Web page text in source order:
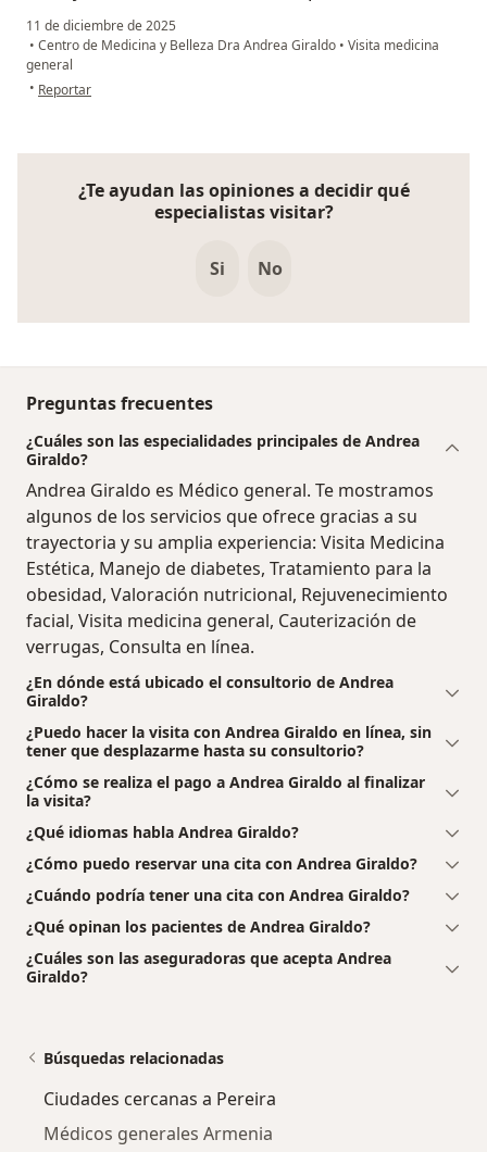
11 de diciembre de 2025
• Centro de Medicina y Belleza Dra Andrea Giraldo • Visita medicina
general
• en opinión del usuario Betsy Ariza
Reportar
¿Te ayudan las opiniones a decidir qué
especialistas visitar?
Si No
Preguntas frecuentes
¿Cuáles son las especialidades principales de Andrea
Giraldo?
Andrea Giraldo es Médico general. Te mostramos
algunos de los servicios que ofrece gracias a su
trayectoria y su amplia experiencia: Visita Medicina
Estética, Manejo de diabetes, Tratamiento para la
obesidad, Valoración nutricional, Rejuvenecimiento
facial, Visita medicina general, Cauterización de
verrugas, Consulta en línea.
¿En dónde está ubicado el consultorio de Andrea
Giraldo?
¿Puedo hacer la visita con Andrea Giraldo en línea, sin
tener que desplazarme hasta su consultorio?
¿Cómo se realiza el pago a Andrea Giraldo al finalizar
la visita?
¿Qué idiomas habla Andrea Giraldo?
¿Cómo puedo reservar una cita con Andrea Giraldo?
¿Cuándo podría tener una cita con Andrea Giraldo?
¿Qué opinan los pacientes de Andrea Giraldo?
¿Cuáles son las aseguradoras que acepta Andrea
Giraldo?
Búsquedas relacionadas
Ciudades cercanas a Pereira
Médicos generales Armenia